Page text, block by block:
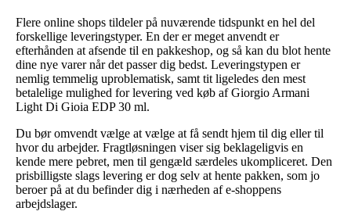
Flere online shops tildeler på nuværende tidspunkt en hel del
forskellige leveringstyper. En der er meget anvendt er
efterhånden at afsende til en pakkeshop, og så kan du blot hente
dine nye varer når det passer dig bedst. Leveringstypen er
nemlig temmelig uproblematisk, samt tit ligeledes den mest
betalelige mulighed for levering ved køb af Giorgio Armani
Light Di Gioia EDP 30 ml.
Du bør omvendt vælge at vælge at få sendt hjem til dig eller til
hvor du arbejder. Fragtløsningen viser sig beklageligvis en
kende mere pebret, men til gengæld særdeles ukompliceret. Den
prisbilligste slags levering er dog selv at hente pakken, som jo
beroer på at du befinder dig i nærheden af e-shoppens
arbejdslager.